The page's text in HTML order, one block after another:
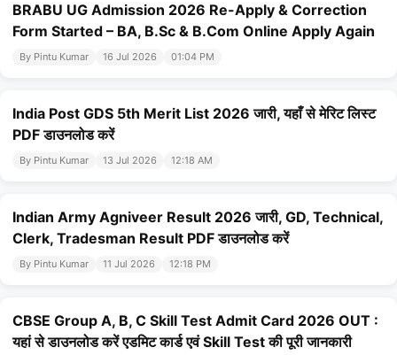
BRABU UG Admission 2026 Re-Apply & Correction
Form Started – BA, B.Sc & B.Com Online Apply Again
By Pintu Kumar 16 Jul 2026 01:04 PM
India Post GDS 5th Merit List 2026 जारी, यहाँ से मेरिट लिस्ट
PDF डाउनलोड करें
By Pintu Kumar 13 Jul 2026 12:18 AM
Indian Army Agniveer Result 2026 जारी, GD, Technical,
Clerk, Tradesman Result PDF डाउनलोड करें
By Pintu Kumar 11 Jul 2026 12:18 PM
CBSE Group A, B, C Skill Test Admit Card 2026 OUT :
यहां से डाउनलोड करें एडमिट कार्ड एवं Skill Test की पूरी जानकारी